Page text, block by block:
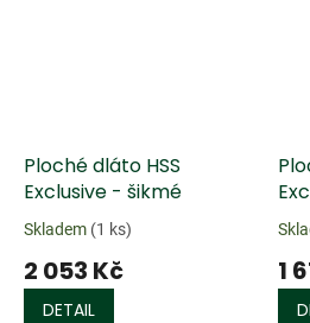
Ploché dláto HSS
Exclusive - šikmé
Skladem (1 ks)
2 053 Kč
DETAIL
1